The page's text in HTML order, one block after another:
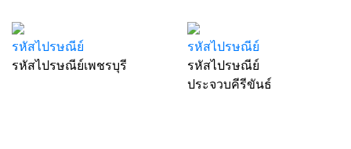
รหัสไปรษณีย์
รหัสไปรษณีย์เพชรบุรี
รหัสไปรษณีย์
รหัสไปรษณีย์
ประจวบคีรีขันธ์